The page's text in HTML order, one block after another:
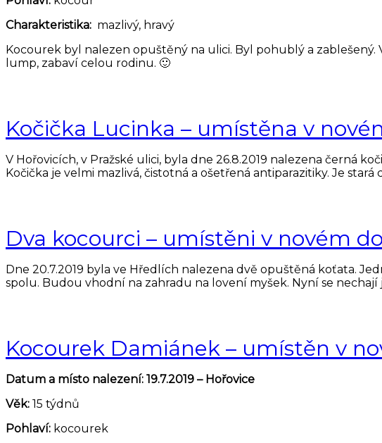
Charakteristika: mazlivý, hravý
Kocourek byl nalezen opuštěný na ulici. Byl pohublý a
lump, zabaví celou rodinu. 🙂
Kočička Lucinka – umístěna v
V Hořovicích, v Pražské ulici, byla dne 26.8.2019 nalezena černá
Kočička je velmi mazlivá, čistotná a ošetřená antiparazitiky. Je stará
Dva kocourci – umístěni v novém
Dne 20.7.2019 byla ve Hředlích nalezena dvě opuštěná koťata.
spolu. Budou vhodní na zahradu na lovení myšek. Nyní se
Kocourek Damiánek – umístěn v
Datum a místo nalezení: 19.7.2019 – Hořovice
Věk: 15 týdnů
Pohlaví: kocourek